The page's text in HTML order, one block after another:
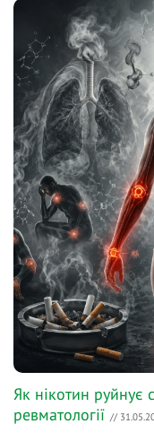
Як нікотин руйнує
ревматології //